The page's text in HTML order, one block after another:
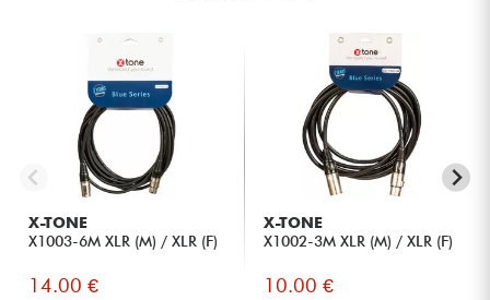
X-TONE
X1003-6M XLR (M) / XLR (F)
14.00 €
X-TONE
X1002-3M XLR (M) / XLR (F)
10.00 €